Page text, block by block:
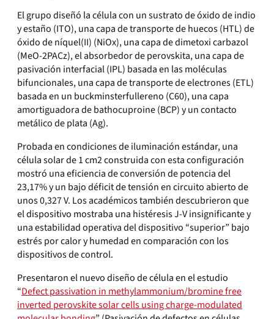
El grupo diseñó la célula con un sustrato de óxido de indio
y estaño (ITO), una capa de transporte de huecos (HTL) de
óxido de níquel(II) (NiOx), una capa de dimetoxi carbazol
(MeO-2PACz), el absorbedor de perovskita, una capa de
pasivación interfacial (IPL) basada en las moléculas
bifuncionales, una capa de transporte de electrones (ETL)
basada en un buckminsterfullereno (C60), una capa
amortiguadora de bathocuproine (BCP) y un contacto
metálico de plata (Ag).
Probada en condiciones de iluminación estándar, una
célula solar de 1 cm2 construida con esta configuración
mostró una eficiencia de conversión de potencia del
23,17% y un bajo déficit de tensión en circuito abierto de
unos 0,327 V. Los académicos también descubrieron que
el dispositivo mostraba una histéresis J-V insignificante y
una estabilidad operativa del dispositivo “superior” bajo
estrés por calor y humedad en comparación con los
dispositivos de control.
Presentaron el nuevo diseño de célula en el estudio
“Defect passivation in methylammonium/bromine free
inverted perovskite solar cells using charge-modulated